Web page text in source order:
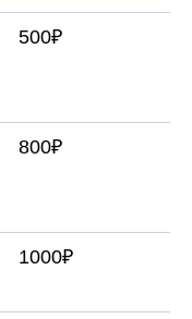
500₽
800₽
1000₽